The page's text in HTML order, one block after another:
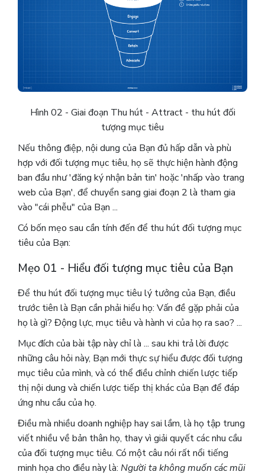
Hình 02 - Giai đoạn Thu hút - Attract - thu hút đối
tượng mục tiêu
Nếu thông điệp, nội dung của Bạn đủ hấp dẫn và phù
hợp với đối tượng mục tiêu, họ sẽ thực hiện hành động
ban đầu như 'đăng ký nhận bản tin' hoặc 'nhấp vào trang
web của Bạn', để chuyển sang giai đoạn 2 là tham gia
vào "cái phễu" của Bạn ...
Có bốn mẹo sau cần tính đến để thu hút đối tượng mục
tiêu của Bạn:
Mẹo 01 - Hiểu đối tượng mục tiêu của Bạn
Để thu hút đối tượng mục tiêu lý tưởng của Bạn, điều
trước tiên là Bạn cần phải hiểu họ: Vấn đề gặp phải của
họ là gì? Động lực, mục tiêu và hành vi của họ ra sao? ...
Mục đích của bài tập này chỉ là ... sau khi trả lời được
những câu hỏi này, Bạn mới thực sự hiểu được đối tượng
mục tiêu của mình, và có thể điều chỉnh chiến lược tiếp
thị nội dung và chiến lược tiếp thị khác của Bạn để đáp
ứng nhu cầu của họ.
Điều mà nhiều doanh nghiệp hay sai lầm, là họ tập trung
viết nhiều về bản thân họ, thay vì giải quyết các nhu cầu
của đối tượng mục tiêu. Có một câu nói rất nổi tiếng
minh họa cho điều này là:Người ta không muốn các mũi